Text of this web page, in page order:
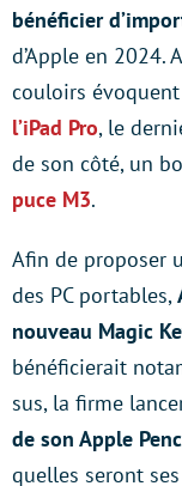
bénéficier
d’Apple en 2024.
couloirs évoquent
l’iPad Pro, le
de son côté, un
puce M3.
Afin de proposer
des PC portables,
nouveau Magic
bénéficierait
sus, la firme
de son Apple
quelles seront